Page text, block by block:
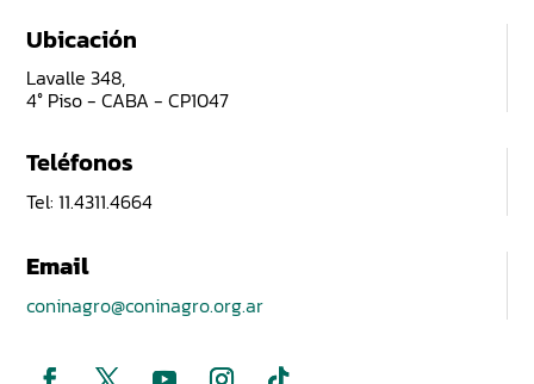
Ubicación
Lavalle 348,
4° Piso - CABA - CP1047
Teléfonos
Tel: 11.4311.4664
Email
coninagro@coninagro.org.ar